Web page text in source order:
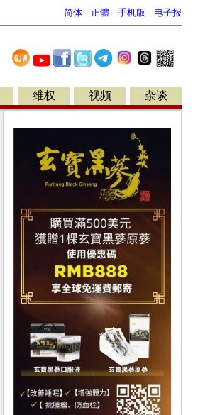
简体 - 正體 - 手机版 - 电子报
维权 视频 杂谈